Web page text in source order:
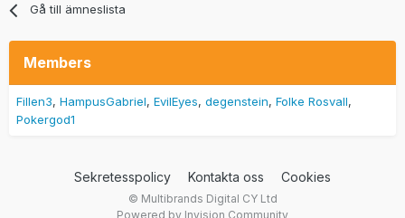
Gå till ämneslista
Members
Fillen3 HampusGabriel EvilEyes degenstein Folke Rosvall
Pokergod1
Sekretesspolicy Kontakta oss Cookies
© Multibrands Digital CY Ltd
Powered by Invision Community